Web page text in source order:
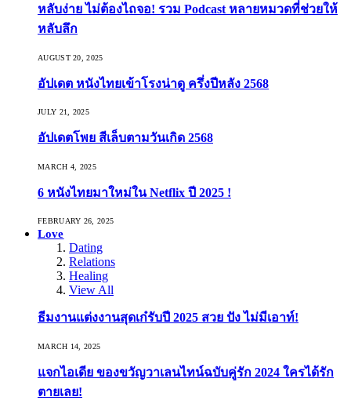
หลับง่าย ไม่ต้องไถจอ! รวม Podcast หลายหมวดที่ช่วยให้
หลับลึก
AUGUST 20, 2025
อัปเดต หนังไทยเข้าโรงน่าดู ครึ่งปีหลัง 2568
JULY 21, 2025
อัปเดตโพย สีเล็บตามวันเกิด 2568
MARCH 4, 2025
6 หนังไทยมาใหม่ใน Netflix ปี 2025 !
FEBRUARY 26, 2025
Love
Dating
Relations
Healing
View All
ธีมงานแต่งงานสุดเก๋รับปี 2025 สวย ปัง ไม่มีเอาท์!
MARCH 14, 2025
แจกไอเดีย ของขวัญวาเลนไทน์ฉบับคู่รัก 2024 ใครได้รัก
ตายเลย!